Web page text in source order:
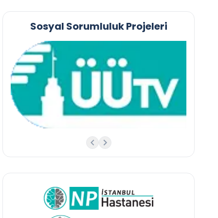
Sosyal Sorumluluk Projeleri